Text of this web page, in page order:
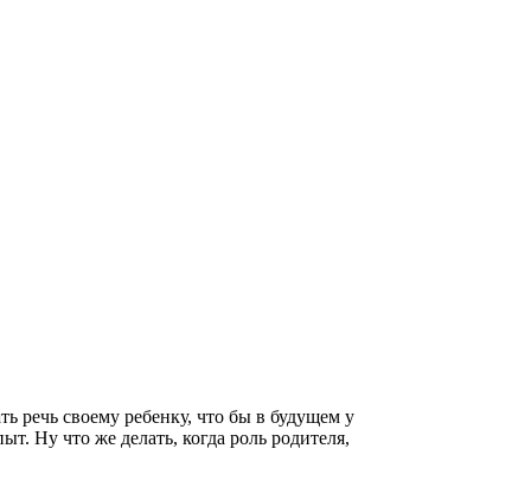
речь своему ребенку, что бы в будущем у
Ну что же делать, когда роль родителя,